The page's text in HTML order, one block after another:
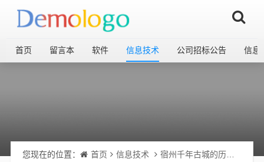
首页 留言本 软件 信息技术 公司招标公告 信息
您现在的位置： 首页 信息技术 宿州千年古城的历史与现代风采，古风微博最新动态